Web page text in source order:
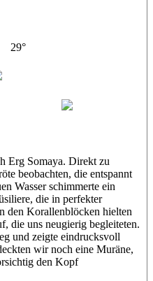
29°
Erg Somaya. Direkt zu
beobachten, die entspannt
Wasser schimmerte ein
die in perfekter
den Korallenblöcken hielten
die uns neugierig begleiteten.
und zeigte eindrucksvoll
wir noch eine Muräne,
den Kopf